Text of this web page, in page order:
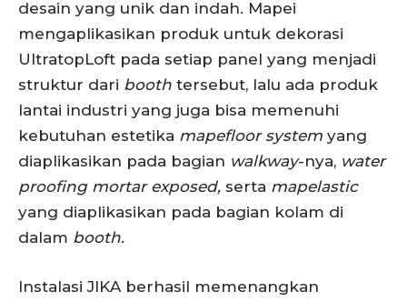
desain yang unik dan indah. Mapei
mengaplikasikan produk untuk dekorasi
UltratopLoft pada setiap panel yang menjadi
struktur dari booth tersebut, lalu ada produk
lantai industri yang juga bisa memenuhi
kebutuhan estetika mapefloor system yang
diaplikasikan pada bagian walkway-nya, water
proofing mortar exposed, serta mapelastic
yang diaplikasikan pada bagian kolam di
dalam booth.
Instalasi JIKA berhasil memenangkan